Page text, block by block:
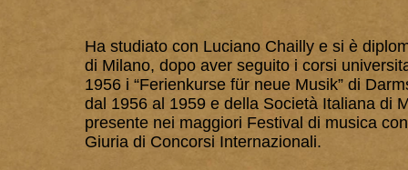
Ha studiato con Luciano Chailly e si è
di Milano, dopo aver seguito i corsi
1956 i “Ferienkurse für neue Musik” di
dal 1956 al 1959 e della Società Italiana di
presente nei maggiori Festival di musica
Giuria di Concorsi Internazionali.